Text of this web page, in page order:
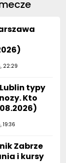
22:29
typy
Kto
19:36
Zabrze
i kursy